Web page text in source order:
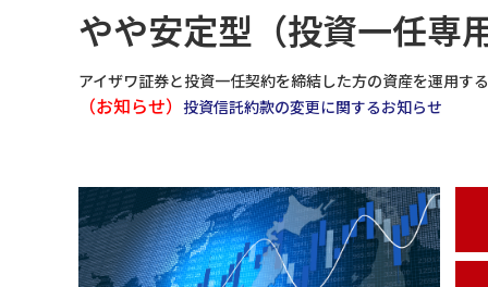
やや安定型（投資一任専
アイザワ証券と投資一任契約を締結した方の資産を運用す
（お知らせ） 投資信託約款の変更に関するお知らせ